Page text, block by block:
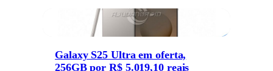
Galaxy S25 Ultra em oferta,
256GB por R$ 5.019,10 reais